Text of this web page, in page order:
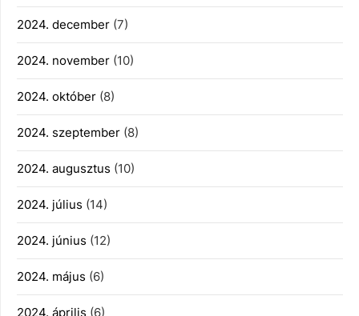
2024. december (7)
2024. november (10)
2024. október (8)
2024. szeptember (8)
2024. augusztus (10)
2024. július (14)
2024. június (12)
2024. május (6)
2024. április (6)